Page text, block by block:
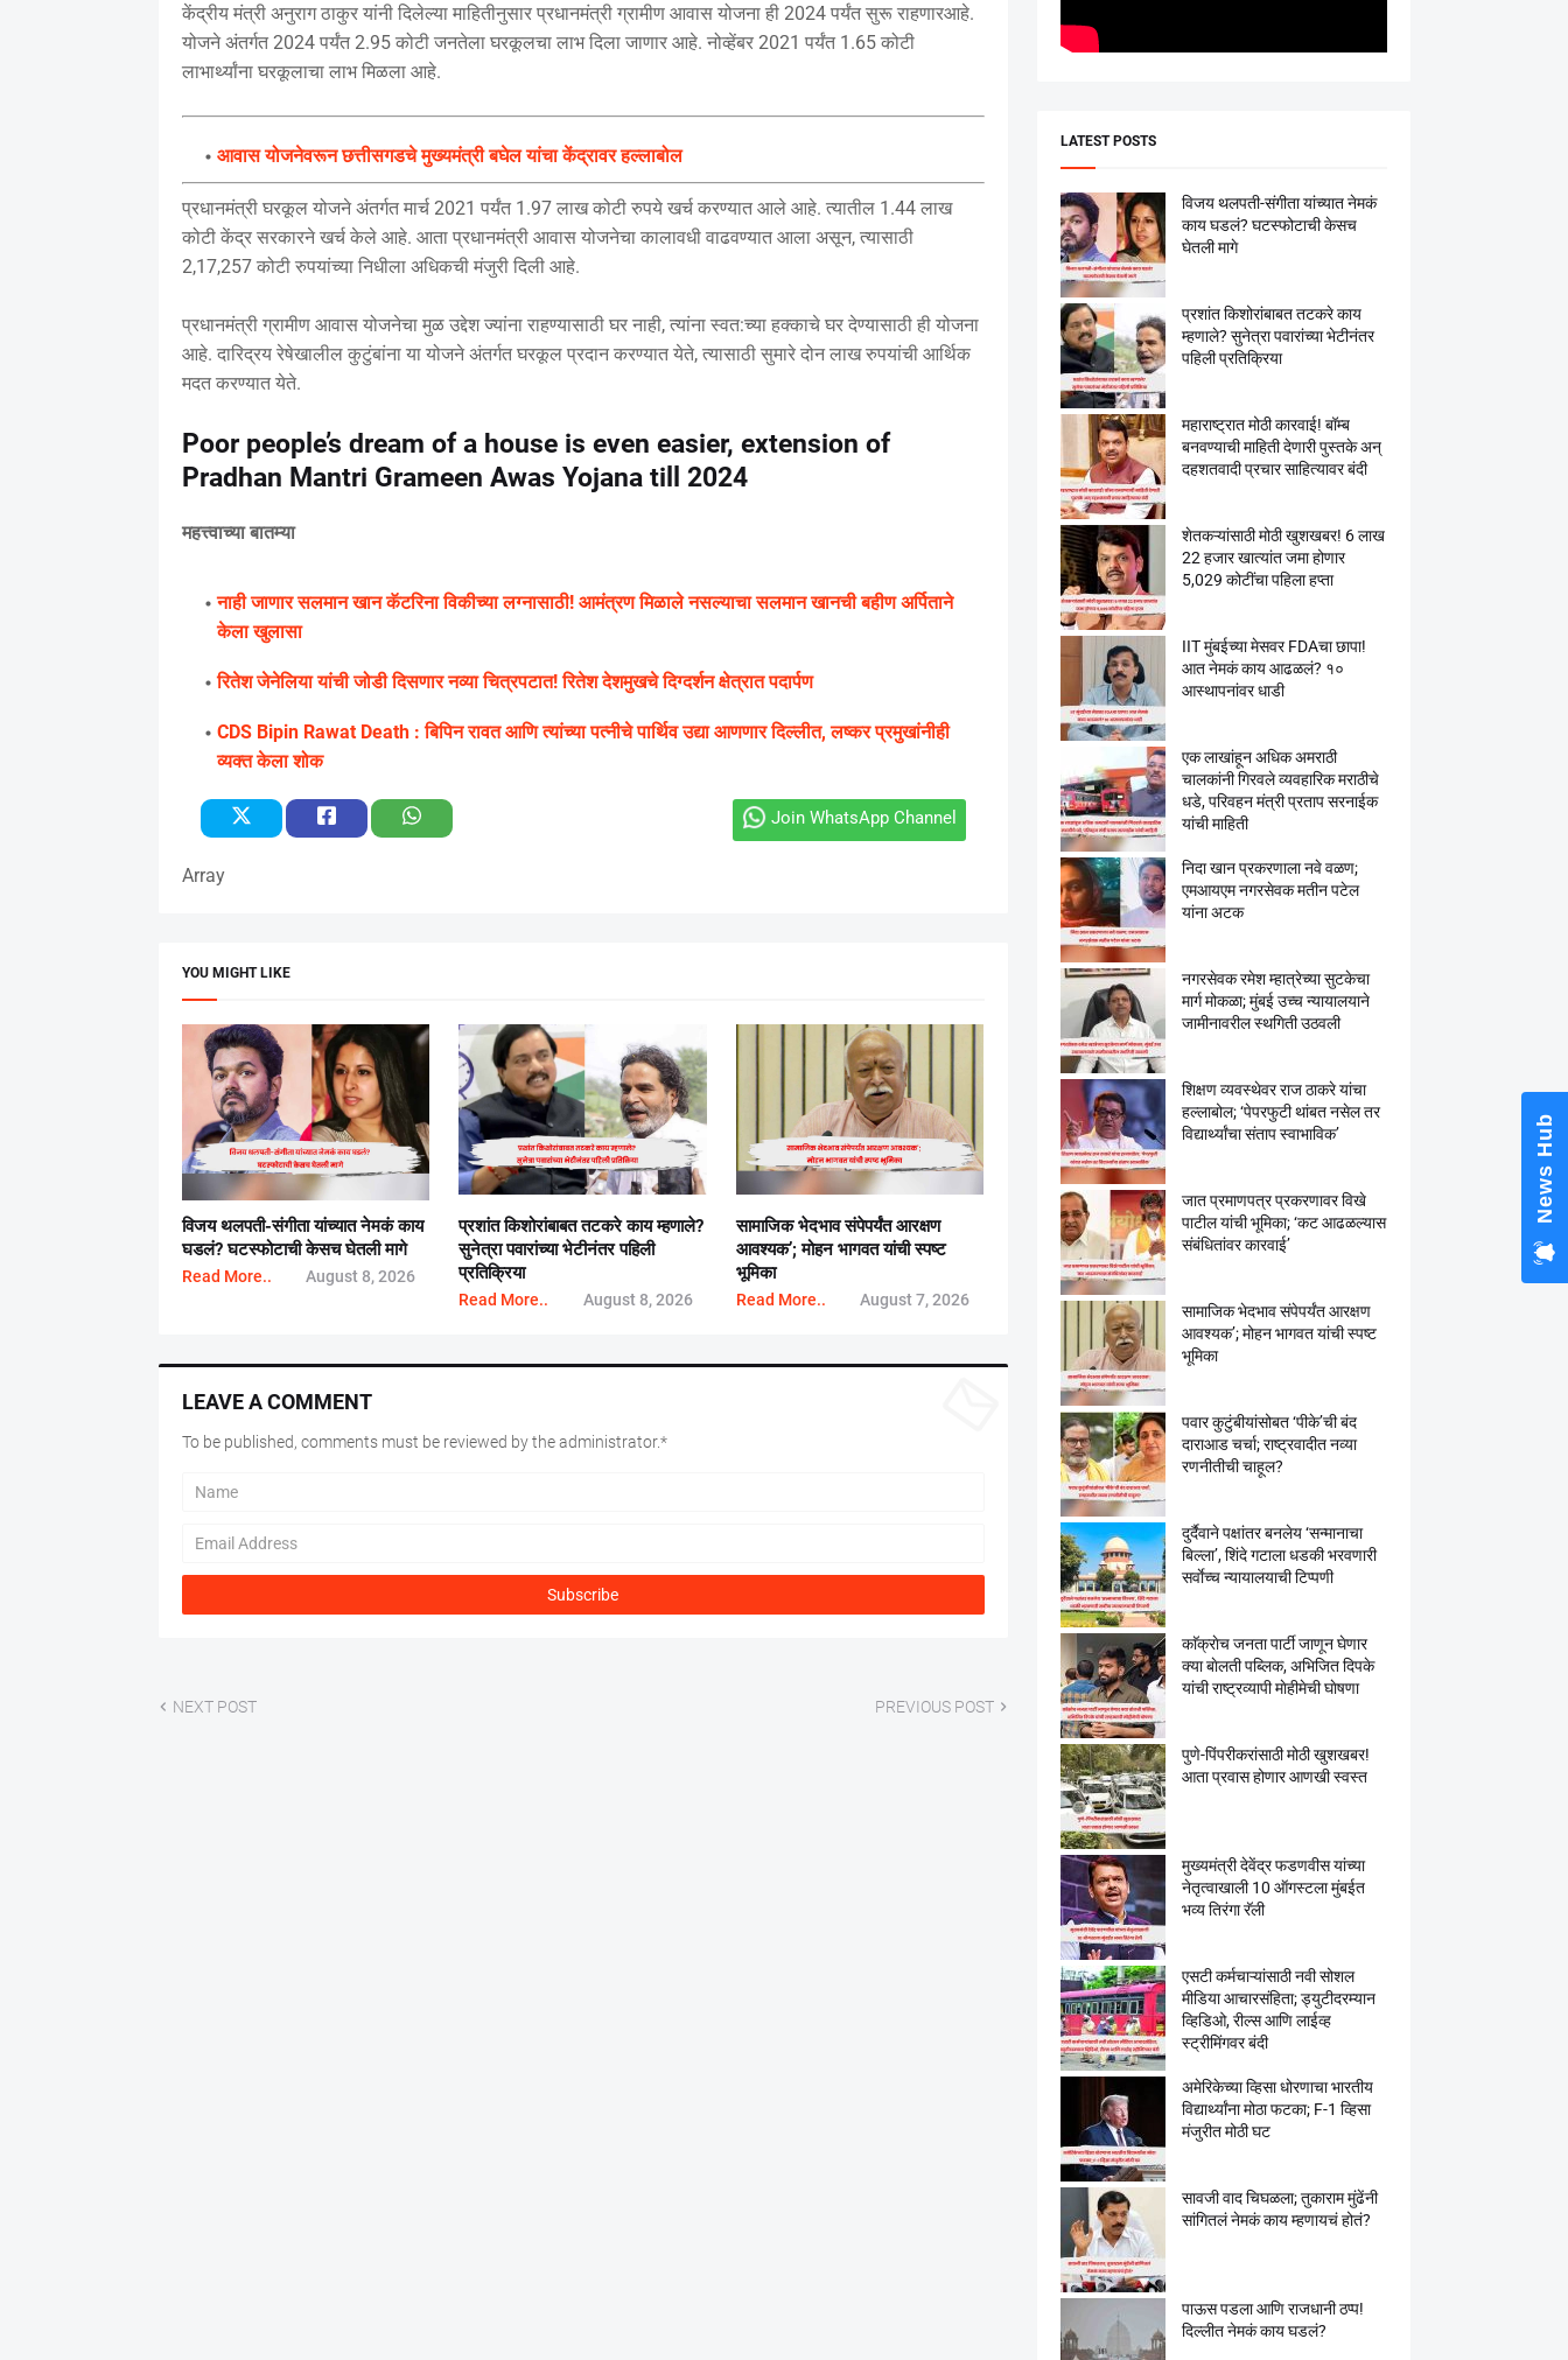
केंद्रीय मंत्री अनुराग ठाकुर यांनी दिलेल्या माहितीनुसार प्रधानमंत्री ग्रामीण आवास योजना ही 2024 पर्यंत सुरू राहणारआहे.
योजने अंतर्गत 2024 पर्यंत 2.95 कोटी जनतेला घरकूलचा लाभ दिला जाणार आहे. नोव्हेंबर 2021 पर्यंत 1.65 कोटी
लाभार्थ्यांना घरकूलाचा लाभ मिळला आहे.
आवास योजनेवरून छत्तीसगडचे मुख्यमंत्री बघेल यांचा केंद्रावर हल्लाबोल
प्रधानमंत्री घरकूल योजने अंतर्गत मार्च 2021 पर्यंत 1.97 लाख कोटी रुपये खर्च करण्यात आले आहे. त्यातील 1.44 लाख
कोटी केंद्र सरकारने खर्च केले आहे. आता प्रधानमंत्री आवास योजनेचा कालावधी वाढवण्यात आला असून, त्यासाठी
2,17,257 कोटी रुपयांच्या निधीला अधिकची मंजुरी दिली आहे.
प्रधानमंत्री ग्रामीण आवास योजनेचा मुळ उद्देश ज्यांना राहण्यासाठी घर नाही, त्यांना स्वत:च्या हक्काचे घर देण्यासाठी ही योजना
आहे. दारिद्रय रेषेखालील कुटुंबांना या योजने अंतर्गत घरकूल प्रदान करण्यात येते, त्यासाठी सुमारे दोन लाख रुपयांची आर्थिक
मदत करण्यात येते.
Poor people’s dream of a house is even easier, extension of
Pradhan Mantri Grameen Awas Yojana till 2024
महत्त्वाच्या बातम्या
नाही जाणार सलमान खान कॅटरिना विकीच्या लग्नासाठी! आमंत्रण मिळाले नसल्याचा सलमान खानची बहीण अर्पिताने
केला खुलासा
रितेश जेनेलिया यांची जोडी दिसणार नव्या चित्रपटात! रितेश देशमुखचे दिग्दर्शन क्षेत्रात पदार्पण
CDS Bipin Rawat Death : बिपिन रावत आणि त्यांच्या पत्नीचे पार्थिव उद्या आणणार दिल्लीत, लष्कर प्रमुखांनीही
व्यक्त केला शोक
Join WhatsApp Channel
Array
YOU MIGHT LIKE
विजय थलपती-संगीता यांच्यात नेमकं काय
घडलं? घटस्फोटाची केसच घेतली मागे
Read More.. August 8, 2026
प्रशांत किशोरांबाबत तटकरे काय म्हणाले?
सुनेत्रा पवारांच्या भेटीनंतर पहिली
प्रतिक्रिया
Read More.. August 8, 2026
सामाजिक भेदभाव संपेपर्यंत आरक्षण
आवश्यक’; मोहन भागवत यांची स्पष्ट
भूमिका
Read More.. August 7, 2026
LEAVE A COMMENT
To be published, comments must be reviewed by the administrator.*
NEXT POST PREVIOUS POST
LATEST POSTS
विजय थलपती-संगीता यांच्यात नेमकं
काय घडलं? घटस्फोटाची केसच
घेतली मागे
प्रशांत किशोरांबाबत तटकरे काय
म्हणाले? सुनेत्रा पवारांच्या भेटीनंतर
पहिली प्रतिक्रिया
महाराष्ट्रात मोठी कारवाई! बॉम्ब
बनवण्याची माहिती देणारी पुस्तके अन्
दहशतवादी प्रचार साहित्यावर बंदी
शेतकऱ्यांसाठी मोठी खुशखबर! 6 लाख
22 हजार खात्यांत जमा होणार
5,029 कोटींचा पहिला हप्ता
IIT मुंबईच्या मेसवर FDAचा छापा!
आत नेमकं काय आढळलं? १०
आस्थापनांवर धाडी
एक लाखांहून अधिक अमराठी
चालकांनी गिरवले व्यवहारिक मराठीचे
धडे, परिवहन मंत्री प्रताप सरनाईक
यांची माहिती
निदा खान प्रकरणाला नवे वळण;
एमआयएम नगरसेवक मतीन पटेल
यांना अटक
नगरसेवक रमेश म्हात्रेच्या सुटकेचा
मार्ग मोकळा; मुंबई उच्च न्यायालयाने
जामीनावरील स्थगिती उठवली
शिक्षण व्यवस्थेवर राज ठाकरे यांचा
हल्लाबोल; ‘पेपरफुटी थांबत नसेल तर
विद्यार्थ्यांचा संताप स्वाभाविक’
जात प्रमाणपत्र प्रकरणावर विखे
पाटील यांची भूमिका; ‘कट आढळल्यास
संबंधितांवर कारवाई’
सामाजिक भेदभाव संपेपर्यंत आरक्षण
आवश्यक’; मोहन भागवत यांची स्पष्ट
भूमिका
पवार कुटुंबीयांसोबत ‘पीके’ची बंद
दाराआड चर्चा; राष्ट्रवादीत नव्या
रणनीतीची चाहूल?
दुर्दैवाने पक्षांतर बनलेय ‘सन्मानाचा
बिल्ला’, शिंदे गटाला धडकी भरवणारी
सर्वाेच्च न्यायालयाची टिप्पणी
काॅक्राेच जनता पार्टी जाणून घेणार
क्या बाेलती पब्लिक, अभिजित दिपके
यांची राष्ट्रव्यापी माेहीमेची घाेषणा
पुणे-पिंपरीकरांसाठी मोठी खुशखबर!
आता प्रवास होणार आणखी स्वस्त
मुख्यमंत्री देवेंद्र फडणवीस यांच्या
नेतृत्वाखाली 10 ऑगस्टला मुंबईत
भव्य तिरंगा रॅली
एसटी कर्मचाऱ्यांसाठी नवी सोशल
मीडिया आचारसंहिता; ड्युटीदरम्यान
व्हिडिओ, रील्स आणि लाईव्ह
स्ट्रीमिंगवर बंदी
अमेरिकेच्या व्हिसा धोरणाचा भारतीय
विद्यार्थ्यांना मोठा फटका; F-1 व्हिसा
मंजुरीत मोठी घट
सावजी वाद चिघळला; तुकाराम मुंढेंनी
सांगितलं नेमकं काय म्हणायचं होतं?
पाऊस पडला आणि राजधानी ठप्प!
दिल्लीत नेमकं काय घडलं?
News Hub